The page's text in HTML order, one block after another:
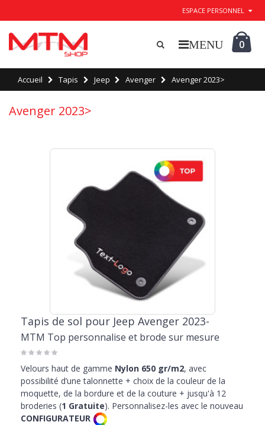
ESPACE PERSONNEL
0
Accueil Tapis Jeep Avenger Avenger 2023>
Avenger 2023>
Tapis de sol pour Jeep Avenger 2023-
MTM Top personnalise et brode sur mesure
Velours haut de gamme Nylon 650 gr/m2, avec
possibilité d’une talonnette + choix de la couleur de la
moquette, de la bordure et de la couture + jusqu'à 12
broderies (1 Gratuite). Personnalisez-les avec le nouveau
CONFIGURATEUR